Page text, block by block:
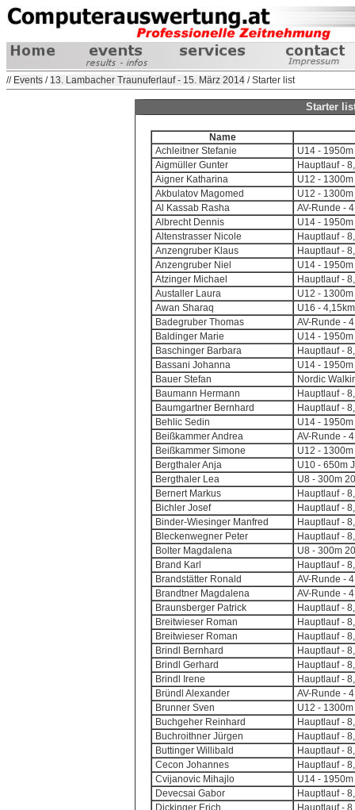
// Events / 13. Lambacher Traunuferlauf - 15. März 2014 / Starter list
Starter
Name
Achleitner Stefanie
U14 -
Aigmüller Gunter
Hauptlauf -
Aigner Katharina
U12 -
Akbulatov Magomed
U12 -
Al Kassab Rasha
AV-Runde -
Albrecht Dennis
U14 -
Altenstrasser Nicole
Hauptlauf -
Anzengruber Klaus
Hauptlauf -
Anzengruber Niel
U14 -
Atzinger Michael
Hauptlauf -
Austaller Laura
U12 -
Awan Sharaq
U16 -
Badegruber Thomas
AV-Runde -
Baldinger Marie
U14 -
Baschinger Barbara
Hauptlauf -
Bassani Johanna
U14 -
Bauer Stefan
Nordic
Baumann Hermann
Hauptlauf -
Baumgartner Bernhard
Hauptlauf -
Behlic Sedin
U14 -
Beißkammer Andrea
AV-Runde -
Beißkammer Simone
U12 -
Bergthaler Anja
U10 - 650m
Bergthaler Lea
U8 - 300m
Bernert Markus
Hauptlauf -
Bichler Josef
Hauptlauf -
Binder-Wiesinger Manfred
Hauptlauf -
Bleckenwegner Peter
Hauptlauf -
Bolter Magdalena
U8 - 300m
Brand Karl
Hauptlauf -
Brandstätter Ronald
AV-Runde -
Brandtner Magdalena
AV-Runde -
Braunsberger Patrick
Hauptlauf -
Breitwieser Roman
Hauptlauf -
Breitwieser Roman
Hauptlauf -
Brindl Bernhard
Hauptlauf -
Brindl Gerhard
Hauptlauf -
Brindl Irene
Hauptlauf -
Bründl Alexander
AV-Runde -
Brunner Sven
U12 -
Buchgeher Reinhard
Hauptlauf -
Buchroithner Jürgen
Hauptlauf -
Buttinger Willibald
Hauptlauf -
Cecon Johannes
Hauptlauf -
Cvijanovic Mihajlo
U14 -
Devecsai Gabor
Hauptlauf -
Dickinger Erich
Hauptlauf -